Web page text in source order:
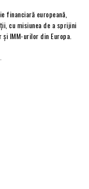
financiară europeană,
cu misiunea de a sprijini
IMM-urilor din Europa.